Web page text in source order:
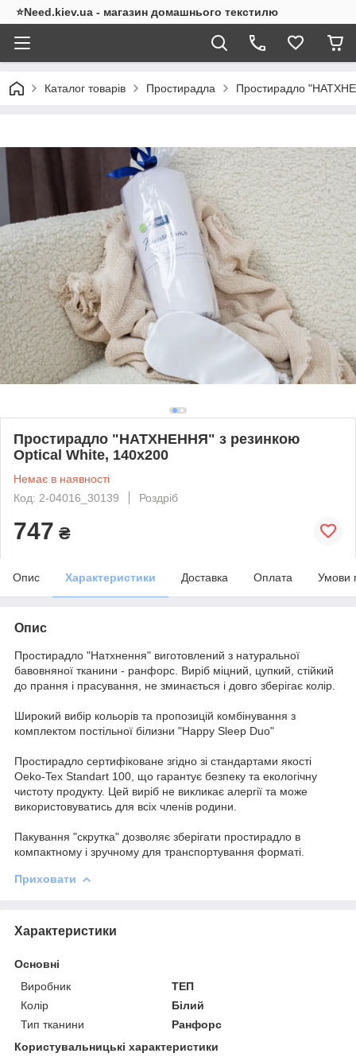
⭐Need.kiev.ua - магазин домашнього текстилю
Каталог товарів Простирадла Простирадло
Простирадло "НАТХНЕННЯ" з резинкою
Optical White, 140x200
Немає в наявності
Код: 2-04016_30139
Роздріб
747 ₴
Опис Характеристики Доставка Оплата Умови
Опис
Простирадло "Натхнення" виготовлений з натуральної
бавовняної тканини - ранфорс. Виріб міцний, цупкий, стійкий
до прання і прасування, не зминається і довго зберігає колір.
Широкий вибір кольорів та пропозицій комбінування з
комплектом постільної білизни "Happy Sleep Duo"
Простирадло сертифіковане згідно зі стандартами якості
Oeko-Tex Standart 100, що гарантує безпеку та екологічну
чистоту продукту. Цей виріб не викликає алергії та може
використовуватись для всіх членів родини.
Пакування "скрутка" дозволяє зберігати простирадло в
компактному і зручному для транспортування форматі.
Приховати
Характеристики
Основні
Виробник
ТЕП
Колір
Білий
Тип тканини
Ранфорс
Користувальницькі характеристики